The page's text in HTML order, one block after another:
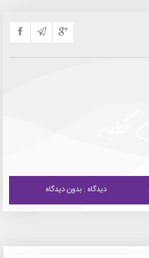
دیدگاه : بدون دیدگاه